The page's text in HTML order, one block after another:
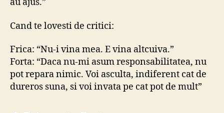
au ajus.”
Cand te lovesti de critici:
Frica: “Nu-i vina mea. E vina altcuiva.”
Forta: “Daca nu-mi asum responsabilitatea, nu
pot repara nimic. Voi asculta, indiferent cat de
dureros suna, si voi invata pe cat pot de mult”